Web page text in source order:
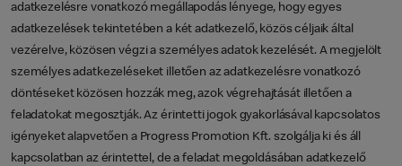
adatkezelésre vonatkozó megállapodás lényege, hogy egyes
adatkezelések tekintetében a két adatkezelő, közös céljaik által
vezérelve, közösen végzi a személyes adatok kezelését. A megjelölt
személyes adatkezeléseket illetően az adatkezelésre vonatkozó
döntéseket közösen hozzák meg, azok végrehajtását illetően a
feladatokat megosztják. Az érintetti jogok gyakorlásával kapcsolatos
igényeket alapvetően a Progress Promotion Kft. szolgálja ki és áll
kapcsolatban az érintettel, de a feladat megoldásában adatkezelő